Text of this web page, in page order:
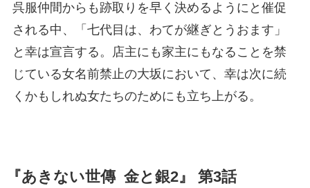
呉服仲間からも跡取りを早く決めるようにと催促
される中、「七代目は、わてが継ぎとうおます」
と幸は宣言する。店主にも家主にもなることを禁
じている女名前禁止の大坂において、幸は次に続
くかもしれぬ女たちのためにも立ち上がる。
『あきない世傳 金と銀2』 第3話